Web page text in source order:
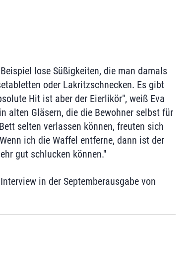
lose Süßigkeiten, die man damals
oder Lakritzschnecken. Es gibt
Hit ist aber der Eierlikör", weiß Eva
alten Gläsern, die die Bewohner selbst für
selten verlassen können, freuten sich
ich die Waffel entferne, dann ist der
gut schlucken können."
in der Septemberausgabe von